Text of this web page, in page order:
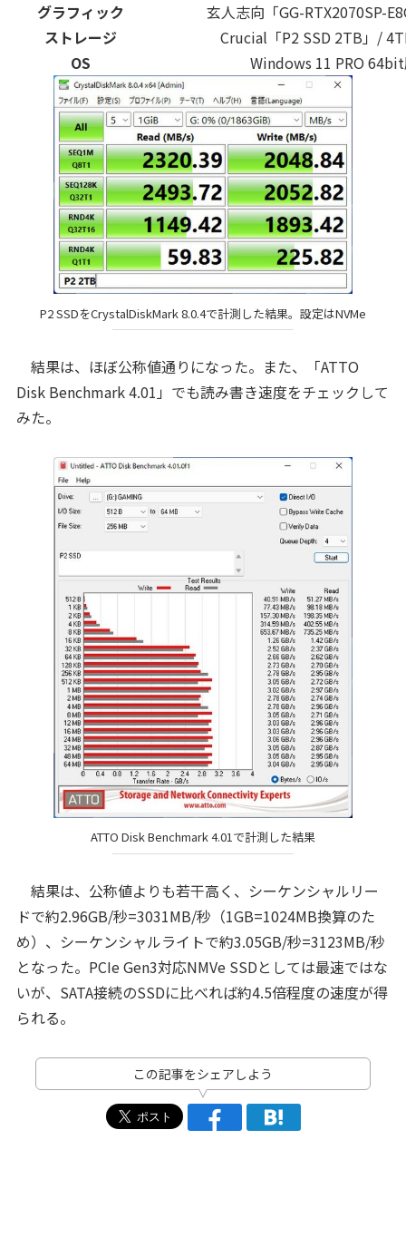
グラフィック
玄人志向「GG-RTX2070SP-
ストレージ
Crucial「P2 SSD 2TB」/
OS
Windows 11 PRO
P2 SSDをCrystalDiskMark 8.0.4で計測した結果。設定はNVMe
結果は、ほぼ公称値通りになった。また、「ATTO
Disk Benchmark 4.01」でも読み書き速度をチェックして
みた。
ATTO Disk Benchmark 4.01で計測した結果
結果は、公称値よりも若干高く、シーケンシャルリー
ドで約2.96GB/秒=3031MB/秒（1GB=1024MB換算のた
め）、シーケンシャルライトで約3.05GB/秒=3123MB/秒
となった。PCIe Gen3対応NMVe SSDとしては最速ではな
いが、SATA接続のSSDに比べれば約4.5倍程度の速度が得
られる。
この記事をシェアしよう